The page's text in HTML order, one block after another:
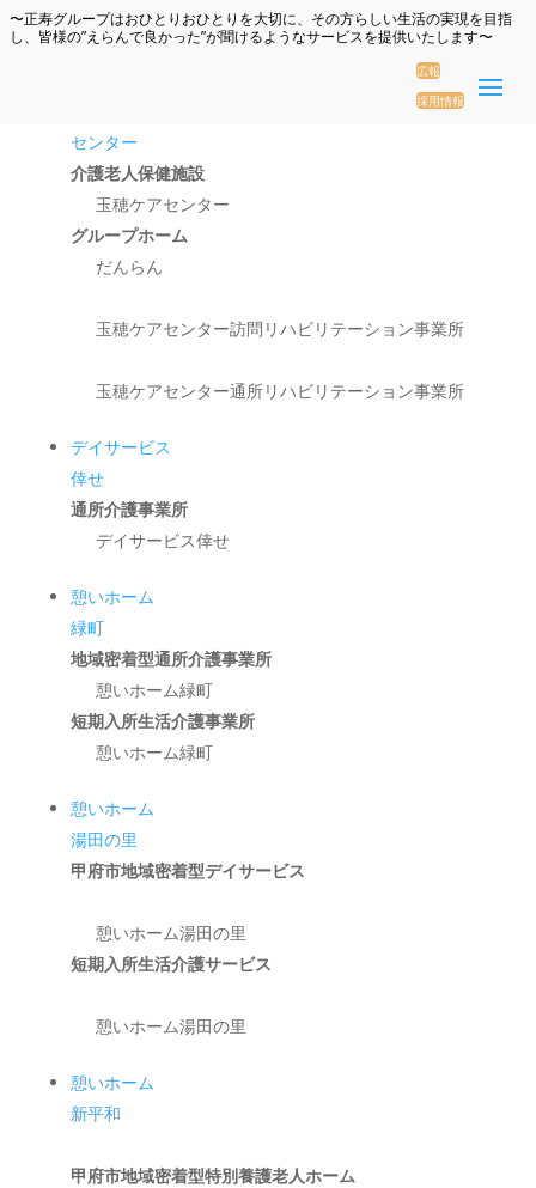
〜正寿グループはおひとりおひとりを大切に、その方らしい生活の実現を目指
し、皆様の”えらんで良かった”が聞けるようなサービスを提供いたします〜
広報
採用情報
センター
介護老人保健施設
玉穂ケアセンター
グループホーム
だんらん
玉穂ケアセンター訪問リハビリテーション事業所
玉穂ケアセンター通所リハビリテーション事業所
デイサービス
倖せ
通所介護事業所
デイサービス倖せ
憩いホーム
緑町
地域密着型通所介護事業所
憩いホーム緑町
短期入所生活介護事業所
憩いホーム緑町
憩いホーム
湯田の里
甲府市地域密着型デイサービス
憩いホーム湯田の里
短期入所生活介護サービス
憩いホーム湯田の里
憩いホーム
新平和
甲府市地域密着型特別養護老人ホーム